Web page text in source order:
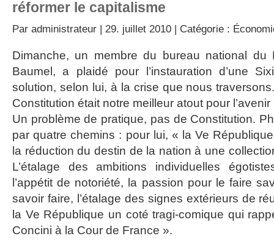
réformer le capitalisme
Par administrateur | 29. juillet 2010 | Catégorie :
Dimanche, un membre du bureau national du
Baumel, a plaidé pour l’instauration d’une
solution, selon lui, à la crise que nous
Constitution était notre meilleur atout pour l’avenir
Un problème de pratique, pas de Constitution.
par quatre chemins : pour lui, « la Ve
la réduction du destin de la nation à une
L’étalage des ambitions individuelles
l’appétit de notoriété, la passion pour le faire
savoir faire, l’étalage des signes extérieurs de
la Ve République un coté tragi-comique qui
Concini à la Cour de France ».